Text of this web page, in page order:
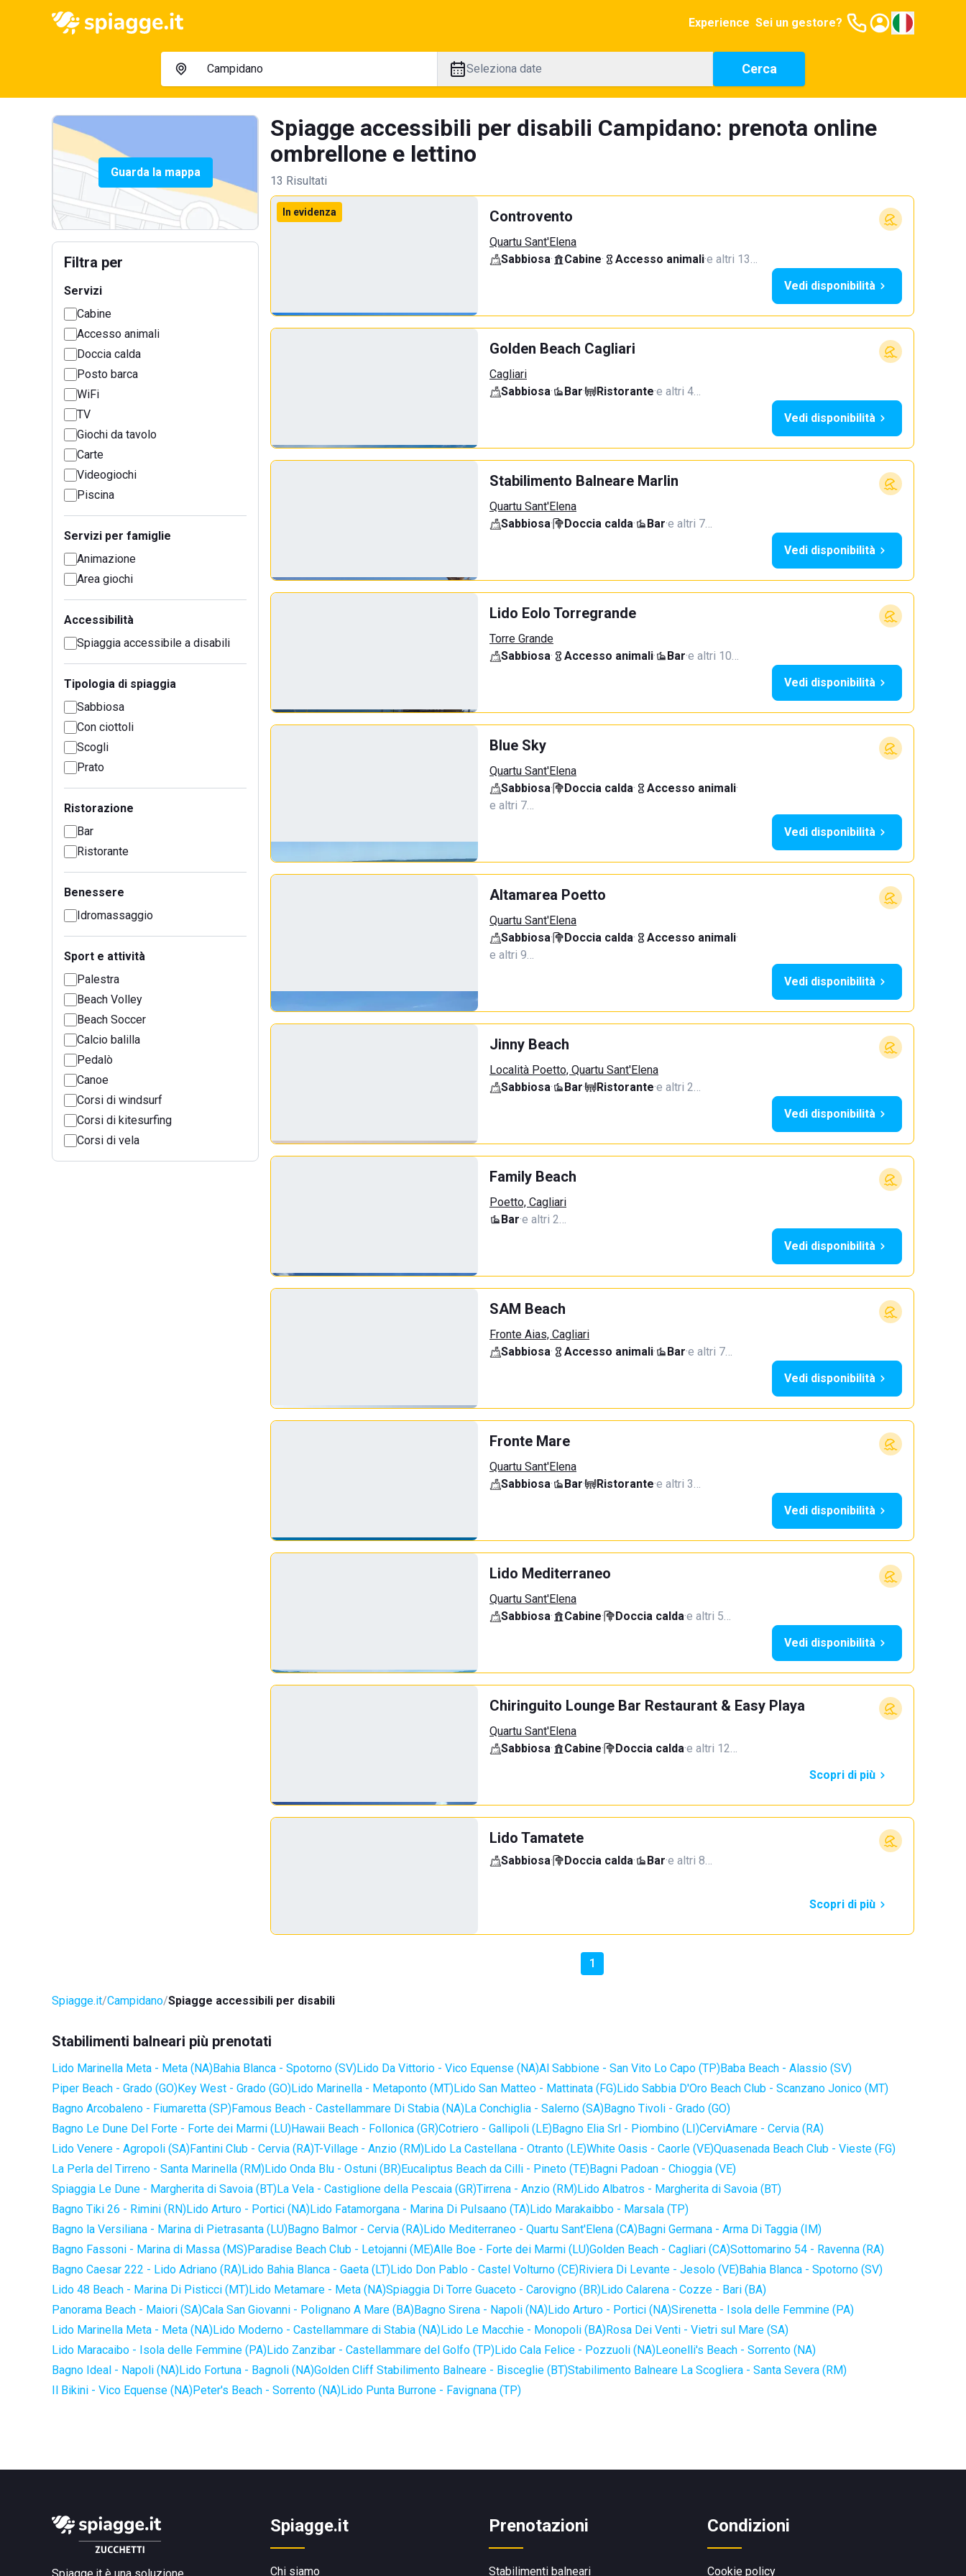
Experience Sei un gestore?
Seleziona date Cerca
Guarda la mappa
Filtra per
Servizi
Cabine
Accesso animali
Doccia calda
Posto barca
WiFi
TV
Giochi da tavolo
Carte
Videogiochi
Piscina
Servizi per famiglie
Animazione
Area giochi
Accessibilità
Spiaggia accessibile a disabili
Tipologia di spiaggia
Sabbiosa
Con ciottoli
Scogli
Prato
Ristorazione
Bar
Ristorante
Benessere
Idromassaggio
Sport e attività
Palestra
Beach Volley
Beach Soccer
Calcio balilla
Pedalò
Canoe
Corsi di windsurf
Corsi di kitesurfing
Corsi di vela
Spiagge accessibili per disabili Campidano: prenota online
ombrellone e lettino
13 Risultati
In evidenza Controvento
Quartu Sant'Elena
Sabbiosa· Cabine· Accesso animali·e altri 13…
Vedi disponibilità
Golden Beach Cagliari
Cagliari
Sabbiosa· Bar· Ristorante·e altri 4…
Vedi disponibilità
Stabilimento Balneare Marlin
Quartu Sant'Elena
Sabbiosa· Doccia calda· Bar·e altri 7…
Vedi disponibilità
Lido Eolo Torregrande
Torre Grande
Sabbiosa· Accesso animali· Bar·e altri 10…
Vedi disponibilità
Blue Sky
Quartu Sant'Elena
Sabbiosa· Doccia calda· Accesso animali·
e altri 7…
Vedi disponibilità
Altamarea Poetto
Quartu Sant'Elena
Sabbiosa· Doccia calda· Accesso animali·
e altri 9…
Vedi disponibilità
Jinny Beach
Località Poetto, Quartu Sant'Elena
Sabbiosa· Bar· Ristorante·e altri 2…
Vedi disponibilità
Family Beach
Poetto, Cagliari
Bar·e altri 2…
Vedi disponibilità
SAM Beach
Fronte Aias, Cagliari
Sabbiosa· Accesso animali· Bar·e altri 7…
Vedi disponibilità
Fronte Mare
Quartu Sant'Elena
Sabbiosa· Bar· Ristorante·e altri 3…
Vedi disponibilità
Lido Mediterraneo
Quartu Sant'Elena
Sabbiosa· Cabine· Doccia calda·e altri 5…
Vedi disponibilità
Chiringuito Lounge Bar Restaurant & Easy Playa
Quartu Sant'Elena
Sabbiosa· Cabine· Doccia calda·e altri 12…
Scopri di più
Lido Tamatete
Sabbiosa· Doccia calda· Bar·e altri 8…
Scopri di più
1
Spiagge.it Campidano Spiagge accessibili per disabili
Stabilimenti balneari più prenotati
Lido Marinella Meta - Meta (NA)Bahia Blanca - Spotorno (SV)Lido Da Vittorio - Vico Equense (NA)Al Sabbione - San Vito Lo Capo (TP)Baba Beach - Alassio (SV)
Piper Beach - Grado (GO)Key West - Grado (GO)Lido Marinella - Metaponto (MT)Lido San Matteo - Mattinata (FG)Lido Sabbia D'Oro Beach Club - Scanzano Jonico (MT)
Bagno Arcobaleno - Fiumaretta (SP)Famous Beach - Castellammare Di Stabia (NA)La Conchiglia - Salerno (SA)Bagno Tivoli - Grado (GO)
Bagno Le Dune Del Forte - Forte dei Marmi (LU)Hawaii Beach - Follonica (GR)Cotriero - Gallipoli (LE)Bagno Elia Srl - Piombino (LI)CerviAmare - Cervia (RA)
Lido Venere - Agropoli (SA)Fantini Club - Cervia (RA)T-Village - Anzio (RM)Lido La Castellana - Otranto (LE)White Oasis - Caorle (VE)Quasenada Beach Club - Vieste (FG)
La Perla del Tirreno - Santa Marinella (RM)Lido Onda Blu - Ostuni (BR)Eucaliptus Beach da Cilli - Pineto (TE)Bagni Padoan - Chioggia (VE)
Spiaggia Le Dune - Margherita di Savoia (BT)La Vela - Castiglione della Pescaia (GR)Tirrena - Anzio (RM)Lido Albatros - Margherita di Savoia (BT)
Bagno Tiki 26 - Rimini (RN)Lido Arturo - Portici (NA)Lido Fatamorgana - Marina Di Pulsaano (TA)Lido Marakaibbo - Marsala (TP)
Bagno la Versiliana - Marina di Pietrasanta (LU)Bagno Balmor - Cervia (RA)Lido Mediterraneo - Quartu Sant'Elena (CA)Bagni Germana - Arma Di Taggia (IM)
Bagno Fassoni - Marina di Massa (MS)Paradise Beach Club - Letojanni (ME)Alle Boe - Forte dei Marmi (LU)Golden Beach - Cagliari (CA)Sottomarino 54 - Ravenna (RA)
Bagno Caesar 222 - Lido Adriano (RA)Lido Bahia Blanca - Gaeta (LT)Lido Don Pablo - Castel Volturno (CE)Riviera Di Levante - Jesolo (VE)Bahia Blanca - Spotorno (SV)
Lido 48 Beach - Marina Di Pisticci (MT)Lido Metamare - Meta (NA)Spiaggia Di Torre Guaceto - Carovigno (BR)Lido Calarena - Cozze - Bari (BA)
Panorama Beach - Maiori (SA)Cala San Giovanni - Polignano A Mare (BA)Bagno Sirena - Napoli (NA)Lido Arturo - Portici (NA)Sirenetta - Isola delle Femmine (PA)
Lido Marinella Meta - Meta (NA)Lido Moderno - Castellammare di Stabia (NA)Lido Le Macchie - Monopoli (BA)Rosa Dei Venti - Vietri sul Mare (SA)
Lido Maracaibo - Isola delle Femmine (PA)Lido Zanzibar - Castellammare del Golfo (TP)Lido Cala Felice - Pozzuoli (NA)Leonelli's Beach - Sorrento (NA)
Bagno Ideal - Napoli (NA)Lido Fortuna - Bagnoli (NA)Golden Cliff Stabilimento Balneare - Bisceglie (BT)Stabilimento Balneare La Scogliera - Santa Severa (RM)
Il Bikini - Vico Equense (NA)Peter's Beach - Sorrento (NA)Lido Punta Burrone - Favignana (TP)
Spiagge.it
Chi siamo
Prenotazioni
Stabilimenti balneari
Condizioni
Cookie policy